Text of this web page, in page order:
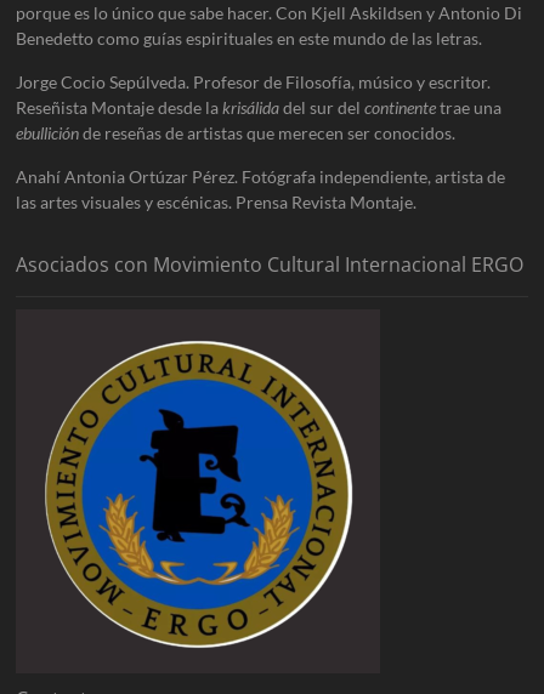
porque es lo único que sabe hacer. Con Kjell Askildsen y Antonio Di
Benedetto como guías espirituales en este mundo de las letras.
Jorge Cocio Sepúlveda. Profesor de Filosofía, músico y escritor.
Reseñista Montaje desde lakrisálidadel sur delcontinentetrae una
ebulliciónde reseñas de artistas que merecen ser conocidos.
Anahí Antonia Ortúzar Pérez. Fotógrafa independiente, artista de
las artes visuales y escénicas. Prensa Revista Montaje.
Asociados con Movimiento Cultural Internacional ERGO